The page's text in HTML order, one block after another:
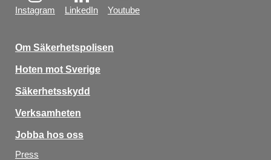
Instagram LinkedIn Youtube
Om Säkerhetspolisen
Hoten mot Sverige
Säkerhetsskydd
Verksamheten
Jobba hos oss
Press